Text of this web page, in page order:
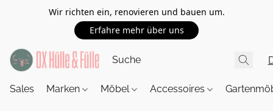
Wir richten ein, renovieren und bauen um.
Erfahre mehr über uns
Sales Marken Möbel Accessoires